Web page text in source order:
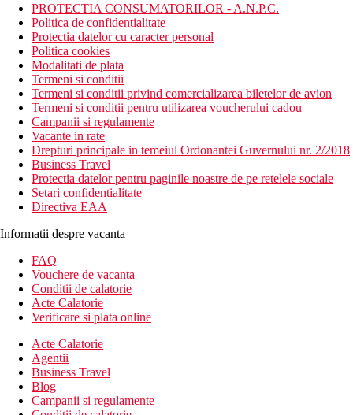
PROTECTIA CONSUMATORILOR - A.N.P.C.
Politica de confidentialitate
Protectia datelor cu caracter personal
Politica cookies
Modalitati de plata
Termeni si conditii
Termeni si conditii privind comercializarea biletelor de avion
Termeni si conditii pentru utilizarea voucherului cadou
Campanii si regulamente
Vacante in rate
Drepturi principale in temeiul Ordonantei Guvernului nr. 2/2018
Business Travel
Protectia datelor pentru paginile noastre de pe retelele sociale
Setari confidentialitate
Directiva EAA
Informatii despre vacanta
FAQ
Vouchere de vacanta
Conditii de calatorie
Acte Calatorie
Verificare si plata online
Acte Calatorie
Agentii
Business Travel
Blog
Campanii si regulamente